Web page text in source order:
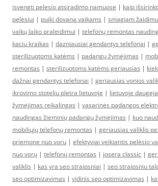
isvengti pelesio atsiradimo namuose | kaip
pelėsiui | puiki dovana vaikams | smagiam
vaikų laiko praleidimui | telefonų remontas
kaciu kraikas | dazniausiai gendantys telefonai |
sterilizuotoms katėms | padangų žymėjimas |
remontas | sterilizuotoms katėms geriausias |
dažnai gendantys telefonai | geriausias vonios
ikrovimo stoteliu pletra lietuvoje | lietuvoje
žymėjimas reikalingas | vasarinės padangos
naudingas žieminių padangų žymėjimas | kuo
mobiliųjų telefonų remontas | geriausias valiklis
priemone nuo voru | efektyviai veikiantis pelėsio
nuo vorų | telefonų remontas | josera classic |
valiklis | kas yra seo straipsniai | seo straipsniu
seo optimizavimas | vidinis seo optimizavimas |